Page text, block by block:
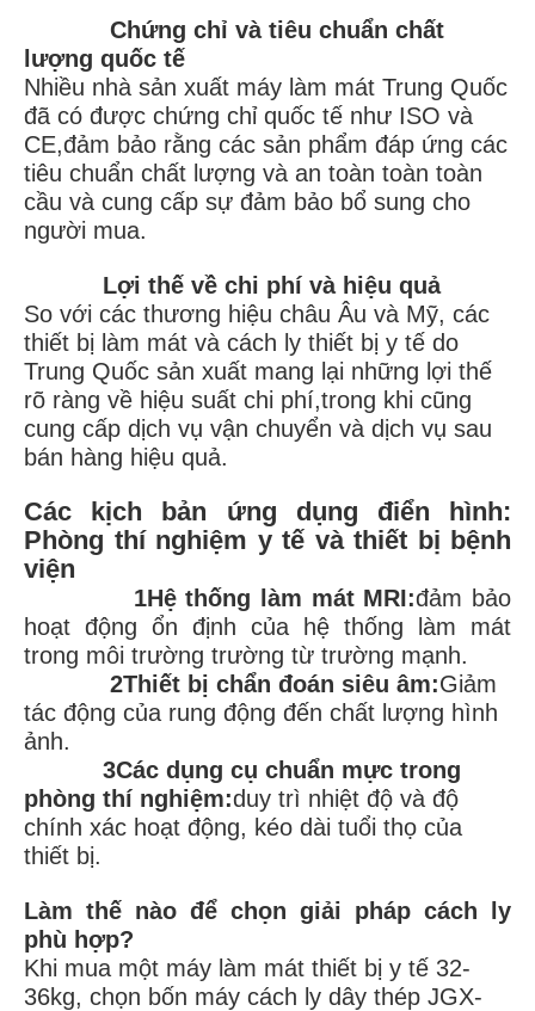
Chứng chỉ và tiêu chuẩn chất
lượng quốc tế
Nhiều nhà sản xuất máy làm mát Trung Quốc
đã có được chứng chỉ quốc tế như ISO và
CE,đảm bảo rằng các sản phẩm đáp ứng các
tiêu chuẩn chất lượng và an toàn toàn toàn
cầu và cung cấp sự đảm bảo bổ sung cho
người mua.
Lợi thế về chi phí và hiệu quả
So với các thương hiệu châu Âu và Mỹ, các
thiết bị làm mát và cách ly thiết bị y tế do
Trung Quốc sản xuất mang lại những lợi thế
rõ ràng về hiệu suất chi phí,trong khi cũng
cung cấp dịch vụ vận chuyển và dịch vụ sau
bán hàng hiệu quả.
Các kịch bản ứng dụng điển hình:
Phòng thí nghiệm y tế và thiết bị bệnh
viện
1Hệ thống làm mát MRI:đảm bảo
hoạt động ổn định của hệ thống làm mát
trong môi trường trường từ trường mạnh.
2Thiết bị chẩn đoán siêu âm:Giảm
tác động của rung động đến chất lượng hình
ảnh.
3Các dụng cụ chuẩn mực trong
phòng thí nghiệm:duy trì nhiệt độ và độ
chính xác hoạt động, kéo dài tuổi thọ của
thiết bị.
Làm thế nào để chọn giải pháp cách ly
phù hợp?
Khi mua một máy làm mát thiết bị y tế 32-
36kg, chọn bốn máy cách ly dây thép JGX‐